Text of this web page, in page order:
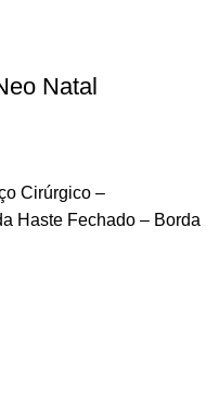
Natal
Cirúrgico –
Haste Fechado – Borda